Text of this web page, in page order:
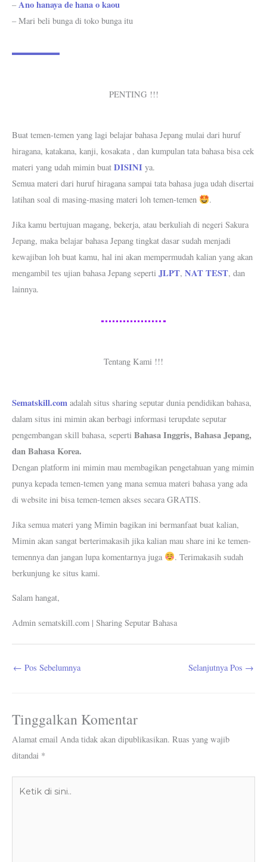
–Ano hanaya de hana o kaou
– Mari beli bunga di toko bunga itu
PENTING !!!
Buat temen-temen yang lagi belajar bahasa Jepang mulai dari huruf
hiragana, katakana, kanji, kosakata , dan kumpulan tata bahasa bisa cek
materi yang udah mimin buat DISINI ya.
Semua materi dari huruf hiragana sampai tata bahasa juga udah disertai
latihan soal di masing-masing materi loh temen-temen
.
Jika kamu bertujuan magang, bekerja, atau berkuliah di negeri Sakura
Jepang, maka belajar bahasa Jepang tingkat dasar sudah menjadi
kewajiban loh buat kamu, hal ini akan mempermudah kalian yang akan
mengambil tes ujian bahasa Jepang seperti JLPT, NAT TEST, dan
lainnya.
Tentang Kami !!!
Sematskill.com adalah situs sharing seputar dunia pendidikan bahasa,
dalam situs ini mimin akan berbagi informasi terupdate seputar
pengembangan skill bahasa, seperti Bahasa Inggris, Bahasa Jepang,
dan Bahasa Korea.
Dengan platform ini mimin mau membagikan pengetahuan yang mimin
punya kepada temen-temen yang mana semua materi bahasa yang ada
di website ini bisa temen-temen akses secara GRATIS.
Jika semua materi yang Mimin bagikan ini bermanfaat buat kalian,
Mimin akan sangat berterimakasih jika kalian mau share ini ke temen-
temennya dan jangan lupa komentarnya juga
. Terimakasih sudah
berkunjung ke situs kami.
Salam hangat,
Admin sematskill.com | Sharing Seputar Bahasa
← Pos Sebelumnya Selanjutnya Pos →
Tinggalkan Komentar
Alamat email Anda tidak akan dipublikasikan. Ruas yang wajib
ditandai *